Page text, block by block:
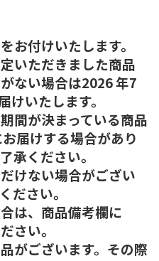
お付けいたします。
いただきました商品
ない場合は2026 年7
けいたします。
間が決まっている商品
届けする場合があり
承ください。
けない場合がござい
ださい。
は、商品備考欄に
さい。
がございます。その際